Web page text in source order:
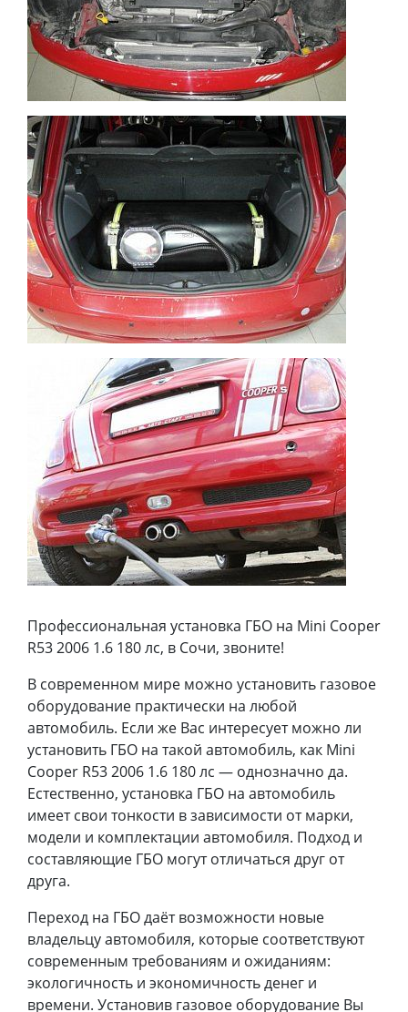
Профессиональная установка ГБО на Mini Cooper
R53 2006 1.6 180 лс, в Сочи, звоните!
В современном мире можно установить газовое
оборудование практически на любой
автомобиль. Если же Вас интересует можно ли
установить ГБО на такой автомобиль, как Mini
Cooper R53 2006 1.6 180 лс — однозначно да.
Естественно, установка ГБО на автомобиль
имеет свои тонкости в зависимости от марки,
модели и комплектации автомобиля. Подход и
составляющие ГБО могут отличаться друг от
друга.
Переход на ГБО даёт возможности новые
владельцу автомобиля, которые соответствуют
современным требованиям и ожиданиям:
экологичность и экономичность денег и
времени. Установив газовое оборудование Вы